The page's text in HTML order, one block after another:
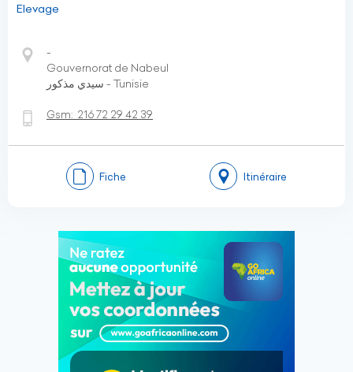
Elevage
-
Gouvernorat de Nabeul
سيدي مذكور - Tunisie
Gsm: 216 72 29 42 39
Fiche Itinéraire